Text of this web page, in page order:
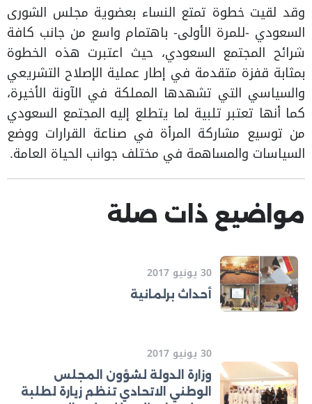
وقد لقيت خطوة تمتع النساء بعضوية مجلس الشورى
السعودي -للمرة الأولى- باهتمام واسع من جانب كافة
شرائح المجتمع السعودي، حيث اعتبرت هذه الخطوة
بمثابة قفزة متقدمة في إطار عملية الإصلاح التشريعي
والسياسي التي تشهدها المملكة في الآونة الأخيرة،
كما أنها تعتبر تلبية لما يتطلع إليه المجتمع السعودي
من توسيع مشاركة المرأة في صناعة القرارات ووضع
السياسات والمساهمة في مختلف جوانب الحياة العامة.​
مواضيع ذات صلة
30 يونيو 2017
أحداث برلمانية
30 يونيو 2017
وزارة الدولة لشؤون المجلس
الوطني الاتحادي تنظم زيارة لطلبة